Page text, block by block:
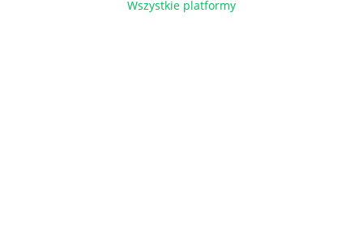
Wszystkie platformy